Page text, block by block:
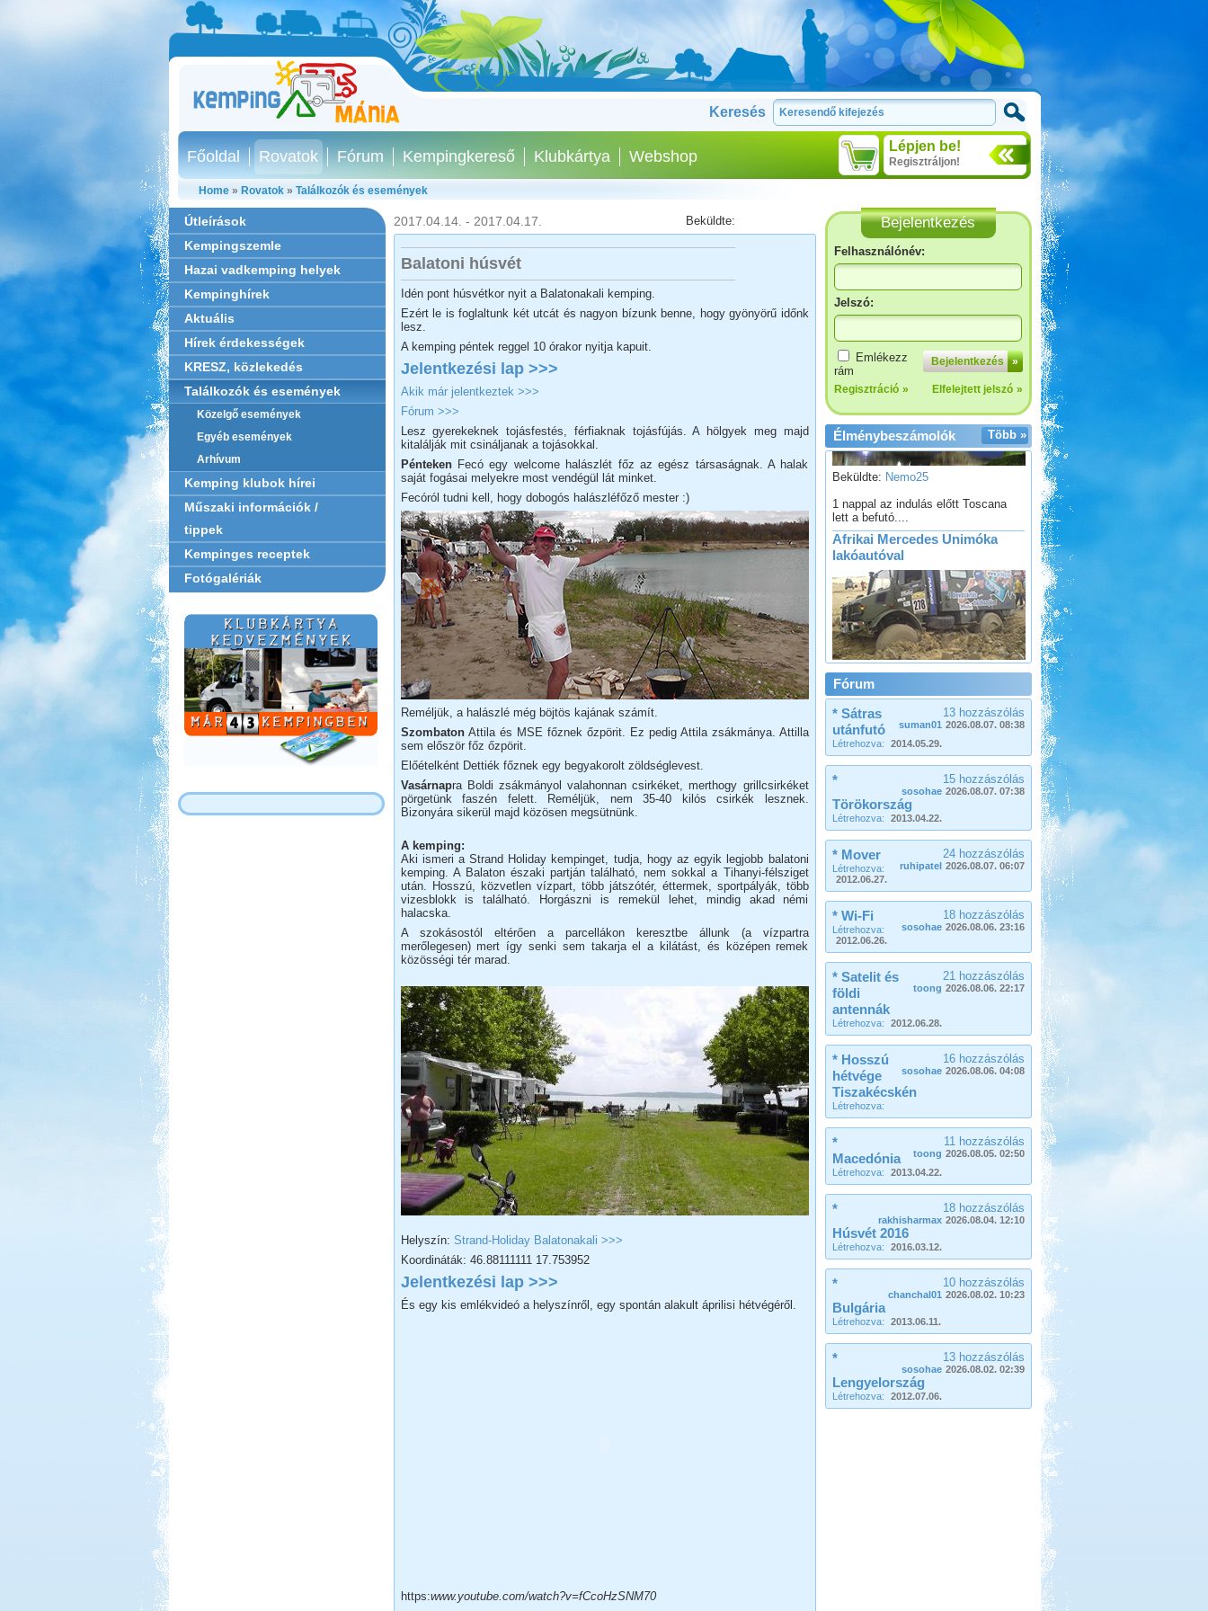
Keresés
Lépjen be!
Regisztráljon!
Főoldal Rovatok Fórum Kempingkereső Klubkártya Webshop
Home» Rovatok» Találkozók és események
Útleírások
Kempingszemle
Hazai vadkemping helyek
Kempinghírek
Aktuális
Hírek érdekességek
KRESZ, közlekedés
Találkozók és események
Közelgő események
Egyéb események
Arhívum
Kemping klubok hírei
Műszaki információk /
tippek
Kempinges receptek
Fotógalériák
Beküldte:
2017.04.14. - 2017.04.17.
Balatoni húsvét
Idén pont húsvétkor nyit a Balatonakali kemping.
Ezért le is foglaltunk két utcát és nagyon bízunk benne, hogy gyönyörű időnk
lesz.
A kemping péntek reggel 10 órakor nyitja kapuit.
Jelentkezési lap >>>
Akik már jelentkeztek >>>
Fórum >>>
Lesz gyerekeknek tojásfestés, férfiaknak tojásfújás. A hölgyek meg majd
kitalálják mit csináljanak a tojásokkal.
PéntekenFecó egy welcome halászlét főz az egész társaságnak. A halak
saját fogásai melyekre most vendégül lát minket.
Fecóról tudni kell, hogy dobogós halászléfőző mester :)
Reméljük, a halászlé még böjtös kajának számít.
SzombatonAttila és MSE főznek őzpörit. Ez pedig Attila zsákmánya. Attilla
sem először főz őzpörit.
Előételként Dettiék főznek egy begyakorolt zöldséglevest.
Vasárnapra Boldi zsákmányol valahonnan csirkéket, merthogy grillcsirkéket
pörgetünk faszén felett. Reméljük, nem 35-40 kilós csirkék lesznek.
Bizonyára sikerül majd közösen megsütnünk.
A kemping:
Aki ismeri a Strand Holiday kempinget, tudja, hogy az egyik legjobb balatoni
kemping. A Balaton északi partján található, nem sokkal a Tihanyi-félsziget
után. Hosszú, közvetlen vízpart, több játszótér, éttermek, sportpályák, több
vizesblokk is található. Horgászni is remekül lehet, mindig akad némi
halacska.
A szokásostól eltérően a parcellákon keresztbe állunk (a vízpartra
merőlegesen) mert így senki sem takarja el a kilátást, és középen remek
közösségi tér marad.
Helyszín: Strand-Holiday Balatonakali >>>
Koordináták: 46.88111111 17.753952
Jelentkezési lap >>>
És egy kis emlékvideó a helyszínről, egy spontán alakult áprilisi hétvégéről.
https:www.youtube.com/watch?v=fCcoHzSNM70
Bejelentkezés
Felhasználónév:
Jelszó:
Bejelentkezés »
Emlékezz
rám
Regisztráció » Elfelejtett jelszó »
Több »
Élménybeszámolók
Toscana
Beküldte:Nemo25
lett a befutó....
Afrikai Mercedes Unimóka
lakóautóval
Beküldte:Gagabi
Életem legnagyobb autós kalandja
volt...
Olaszországba, ausztriai
megállókkal
Beküldte:
ismét lakókocsival indultunk útnak...
Kempingezzünk kicsikkel.
Kempingezni nem csak
kamaszkorban lehet, hanem
gyerekkel is, csak sokkal
sportosabb történet.
Pecázás Akaliban
Ide már többször is ellátogattunk, és
ennek több oka is van.
Görögország, Kréta,
Kissamos
Beküldte:mia
A bő két hétre tervezett
Fórum
13 hozzászólás
suman01 2026.08.07. 08:38
* Sátras
utánfutó
Létrehozva: 2014.05.29.
15 hozzászólás
sosohae 2026.08.07. 07:38
*
Törökország
Létrehozva: 2013.04.22.
24 hozzászólás
ruhipatel 2026.08.07. 06:07
* Mover
Létrehozva:
2012.06.27.
18 hozzászólás
sosohae 2026.08.06. 23:16
* Wi-Fi
Létrehozva:
2012.06.26.
21 hozzászólás
toong 2026.08.06. 22:17
* Satelit és
földi
antennák
Létrehozva: 2012.06.28.
16 hozzászólás
sosohae 2026.08.06. 04:08
* Hosszú
hétvége
Tiszakécskén
Létrehozva:
11 hozzászólás
toong 2026.08.05. 02:50
*
Macedónia
Létrehozva: 2013.04.22.
18 hozzászólás
rakhisharmax 2026.08.04. 12:10
*
Húsvét 2016
Létrehozva: 2016.03.12.
10 hozzászólás
chanchal01 2026.08.02. 10:23
*
Bulgária
Létrehozva: 2013.06.11.
13 hozzászólás
sosohae 2026.08.02. 02:39
*
Lengyelország
Létrehozva: 2012.07.06.